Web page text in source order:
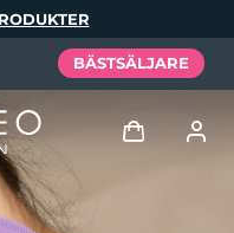
BÄSTSÄLJARE